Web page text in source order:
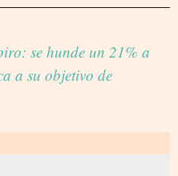
se hunde un 21% a
a su objetivo de